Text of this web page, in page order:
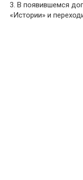
3. В появившемся
«Истории» и